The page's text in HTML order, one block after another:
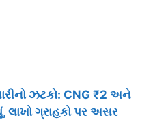
ઝટકો: CNG ₹2 અને
લાખો ગ્રાહકો પર અસર